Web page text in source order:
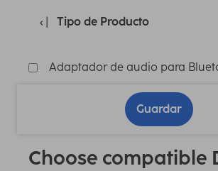
Tipo de Producto
Adaptador de audio para
Guardar
Choose compatible